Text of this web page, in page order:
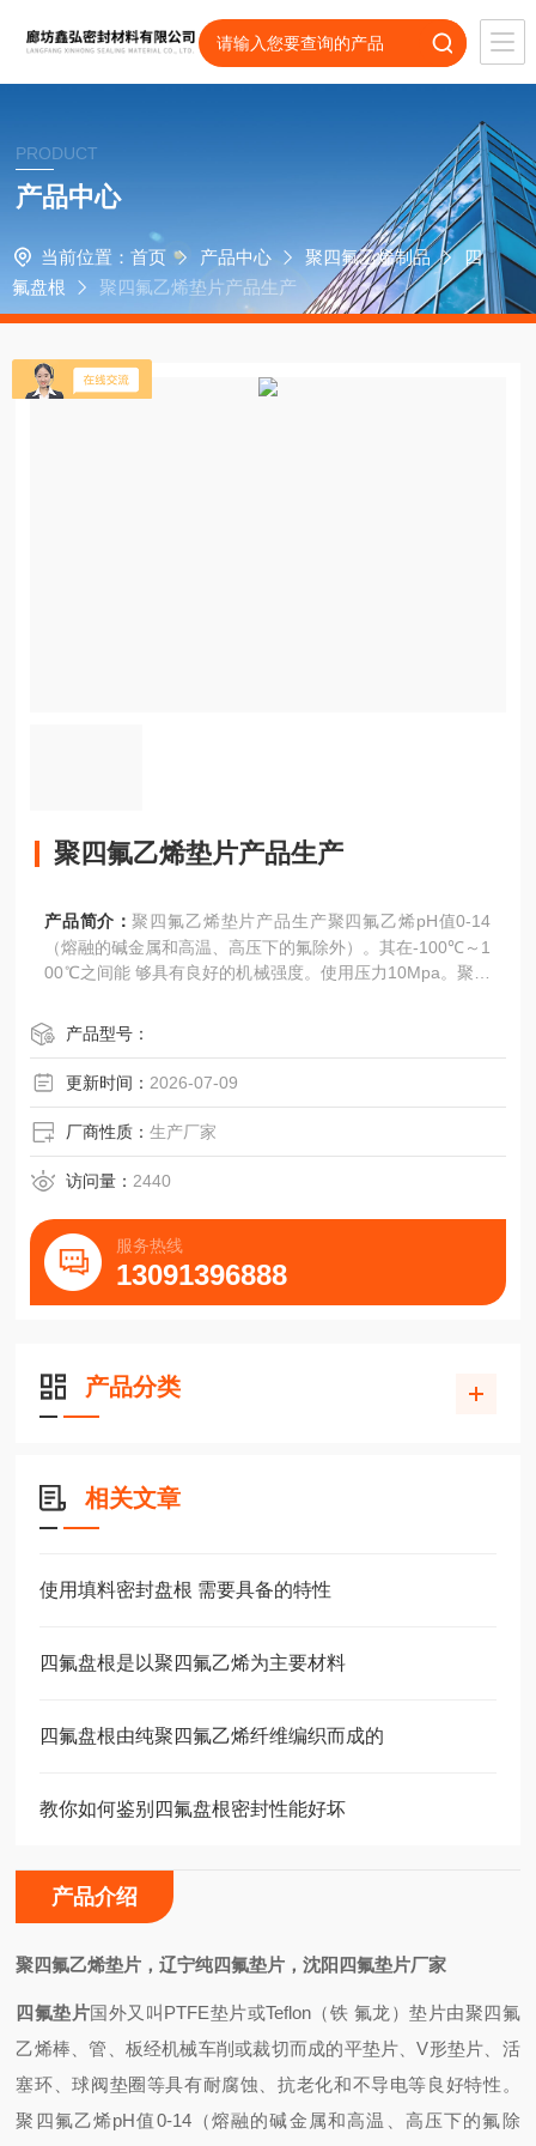
PRODUCT
产品中心
当前位置： 首页 产品中心 聚四氟乙烯制品
四
氟盘根
聚四氟乙烯垫片产品生产
聚四氟乙烯垫片产品生产
产品简介：聚四氟乙烯垫片产品生产聚四氟乙烯pH值0-14
（熔融的碱金属和高温、高压下的氟除外）。其在-100℃～1
00℃之间能 够具有良好的机械强度。使用压力10Mpa。聚四
产品型号：
更新时间： 2026-07-09
厂商性质：生产厂家
访问量： 2440
服务热线
13091396888
产品分类
相关文章
使用填料密封盘根 需要具备的特性
四氟盘根是以聚四氟乙烯为主要材料
四氟盘根由纯聚四氟乙烯纤维编织而成的
教你如何鉴别四氟盘根密封性能好坏
产品介绍
聚四氟乙烯垫片，辽宁纯四氟垫片，沈阳四氟垫片厂家
四氟垫片国外又叫PTFE垫片或Teflon（铁 氟龙）垫片由聚四氟
乙烯棒、管、板经机械车削或裁切而成的平垫片、V形垫片、活
塞环、球阀垫圈等具有耐腐蚀、抗老化和不导电等良好特性。
聚四氟乙烯pH值0-14（熔融的碱金属和高温、高压下的氟除